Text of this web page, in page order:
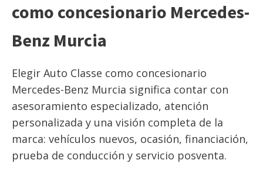
como concesionario Mercedes-
Benz Murcia
Elegir Auto Classe como concesionario
Mercedes-Benz Murcia significa contar con
asesoramiento especializado, atención
personalizada y una visión completa de la
marca: vehículos nuevos, ocasión, financiación,
prueba de conducción y servicio posventa.